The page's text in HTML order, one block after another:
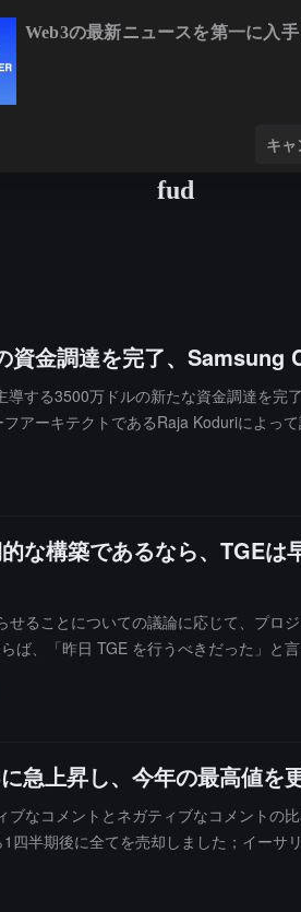
fud
資金調達を完了、
する3500万ドルの新たな資金調達を
アーキテクトであるRaja Koduriによっ
は、Oxmiqの目標は「次の時代
な構築であるなら、TGE
ることについての議論に応じて、プロ
、「昨日 TGE を行うべきだった」
ップを完了していれば、市場の状況は
上昇し、今年の最高値を
なコメントとネガティブなコメント
半期後に全てを売却しました；イー
億9292万個に達し、ビットコインの約
Web3の最新ニュースを第一に入手
キ